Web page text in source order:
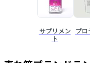
サプリメン
ト
プロ